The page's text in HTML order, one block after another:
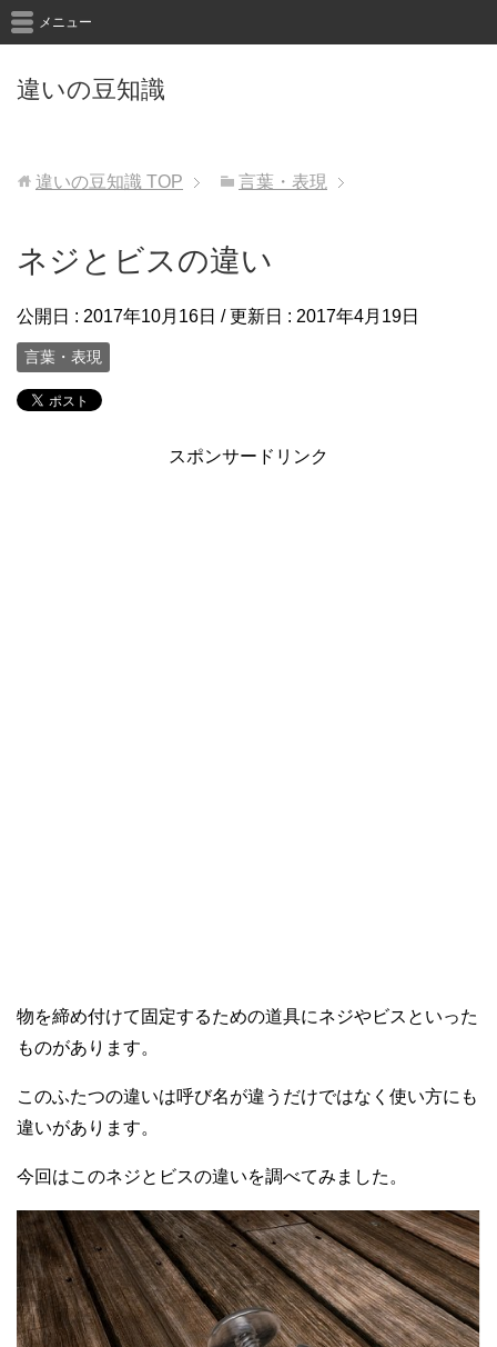
違いの豆知識
メニュー
違いの豆知識 TOP 言葉・表現
ネジとビスの違い
公開日 : 2017年10月16日 / 更新日 : 2017年4月19日
言葉・表現
スポンサードリンク
物を締め付けて固定するための道具にネジやビスといった
ものがあります。
このふたつの違いは呼び名が違うだけではなく使い方にも
違いがあります。
今回はこのネジとビスの違いを調べてみました。